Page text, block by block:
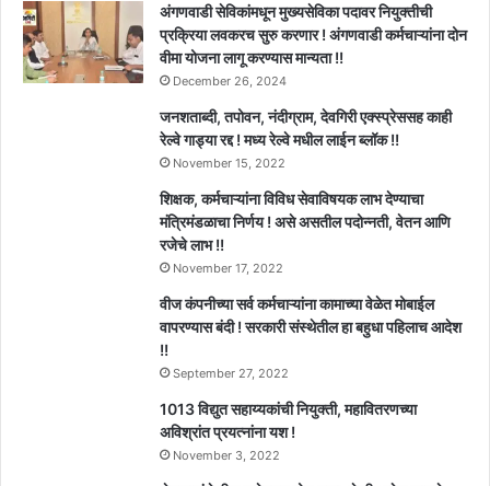
अंगणवाडी सेविकांमधून मुख्यसेविका पदावर नियुक्तीची
प्रक्रिया लवकरच सुरु करणार ! अंगणवाडी कर्मचाऱ्यांना दोन
वीमा योजना लागू करण्यास मान्यता !!
December 26, 2024
जनशताब्दी, तपोवन, नंदीग्राम, देवगिरी एक्स्प्रेससह काही
रेल्वे गाड्या रद्द ! मध्य रेल्वे मधील लाईन ब्लॉक !!
November 15, 2022
शिक्षक, कर्मचाऱ्यांना विविध सेवाविषयक लाभ देण्याचा
मंत्रिमंडळाचा निर्णय ! असे असतील पदोन्नती, वेतन आणि
रजेचे लाभ !!
November 17, 2022
वीज कंपनीच्या सर्व कर्मचाऱ्यांना कामाच्या वेळेत मोबाईल
वापरण्यास बंदी ! सरकारी संस्थेतील हा बहुधा पहिलाच आदेश
!!
September 27, 2022
1013 विद्युत सहाय्यकांची नियुक्ती, महावितरणच्या
अविश्रांत प्रयत्नांना यश !
November 3, 2022